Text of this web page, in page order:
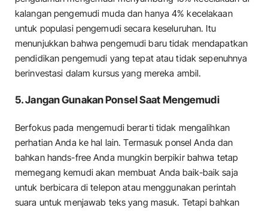
kalangan pengemudi muda dan hanya 4% kecelakaan
untuk populasi pengemudi secara keseluruhan. Itu
menunjukkan bahwa pengemudi baru tidak mendapatkan
pendidikan pengemudi yang tepat atau tidak sepenuhnya
berinvestasi dalam kursus yang mereka ambil.
5. Jangan Gunakan Ponsel Saat Mengemudi
Berfokus pada mengemudi berarti tidak mengalihkan
perhatian Anda ke hal lain. Termasuk ponsel Anda dan
bahkan hands-free Anda mungkin berpikir bahwa tetap
memegang kemudi akan membuat Anda baik-baik saja
untuk berbicara di telepon atau menggunakan perintah
suara untuk menjawab teks yang masuk. Tetapi bahkan